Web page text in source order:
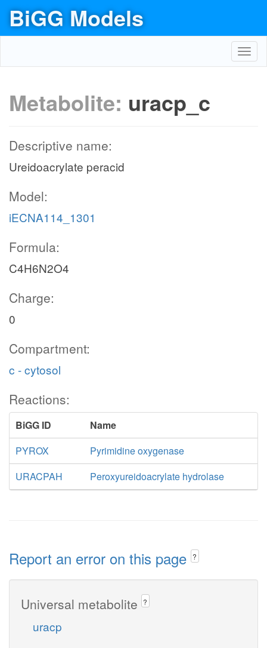
BiGG Models
Metabolite: uracp_c
Descriptive name:
Ureidoacrylate peracid
Model:
iECNA114_1301
Formula:
C4H6N2O4
Charge:
0
Compartment:
c - cytosol
Reactions:
BiGG ID
Name
PYROX
Pyrimidine oxygenase
URACPAH
Peroxyureidoacrylate hydrolase
Report an error on this page ?
Universal metabolite ?
uracp